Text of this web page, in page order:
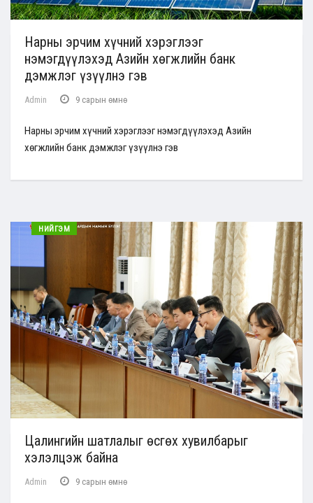
Нарны эрчим хүчний хэрэглээг
нэмэгдүүлэхэд Азийн хөгжлийн банк
дэмжлэг үзүүлнэ гэв
Admin 9 сарын өмнө
Нарны эрчим хүчний хэрэглээг нэмэгдүүлэхэд Азийн
хөгжлийн банк дэмжлэг үзүүлнэ гэв
НИЙГЭМ
Цалингийн шатлалыг өсгөх хувилбарыг
хэлэлцэж байна
Admin 9 сарын өмнө